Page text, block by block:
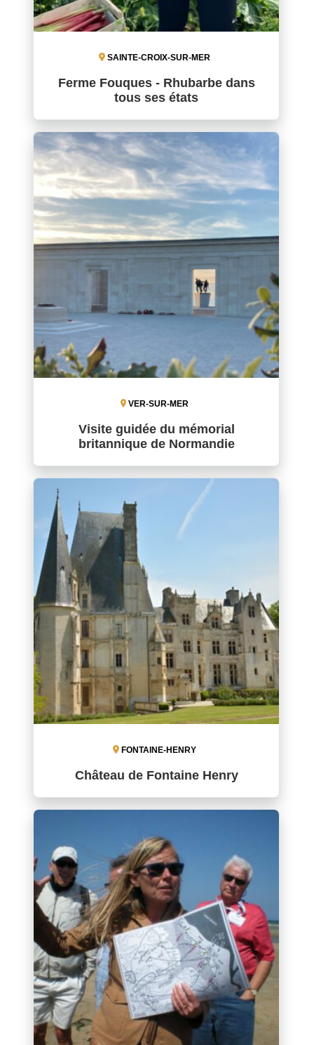
SAINTE-CROIX-SUR-MER
Ferme Fouques - Rhubarbe dans
tous ses états
VER-SUR-MER
Visite guidée du mémorial
britannique de Normandie
FONTAINE-HENRY
Château de Fontaine Henry